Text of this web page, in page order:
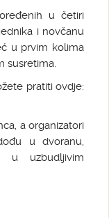
u četiri
i novčanu
u prvim kolima
susretima.
pratiti ovdje:
a organizatori
u dvoranu,
u uzbudljivim